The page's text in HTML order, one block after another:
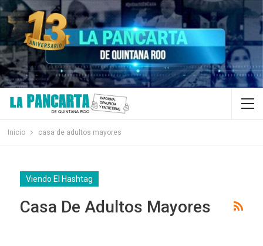
Inicio casa de adultos mayores
Viendo El Hashtag
Casa De Adultos Mayores